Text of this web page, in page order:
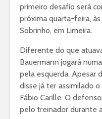
primeiro desafio será
próxima quarta-feira,
Sobrinho, em Limeira.
Diferente do que
Bauermann jogará
pela esquerda. Apesar
disse já ter assimilado
Fábio Carille. O
pelo treinador durante